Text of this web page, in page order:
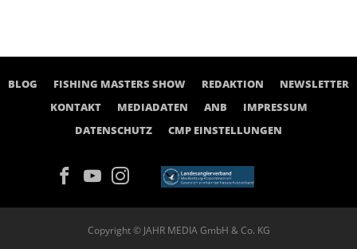
BLOG FISHING MASTERS SHOW REDAKTION
NEWSLETTER
KONTAKT
MEDIADATEN ANB
IMPRESSUM
DATENSCHUTZ
CMP EINSTELLUNGEN
Copyright © JAHR MEDIA GmbH & Co. KG